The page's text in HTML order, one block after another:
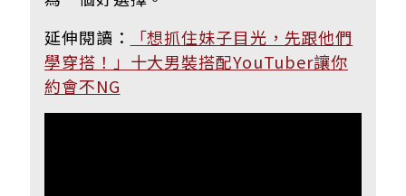
延伸閱讀：
「想抓住妹子目光，先跟他們
學穿搭！」十大男裝搭配YouTuber讓你
約會不NG